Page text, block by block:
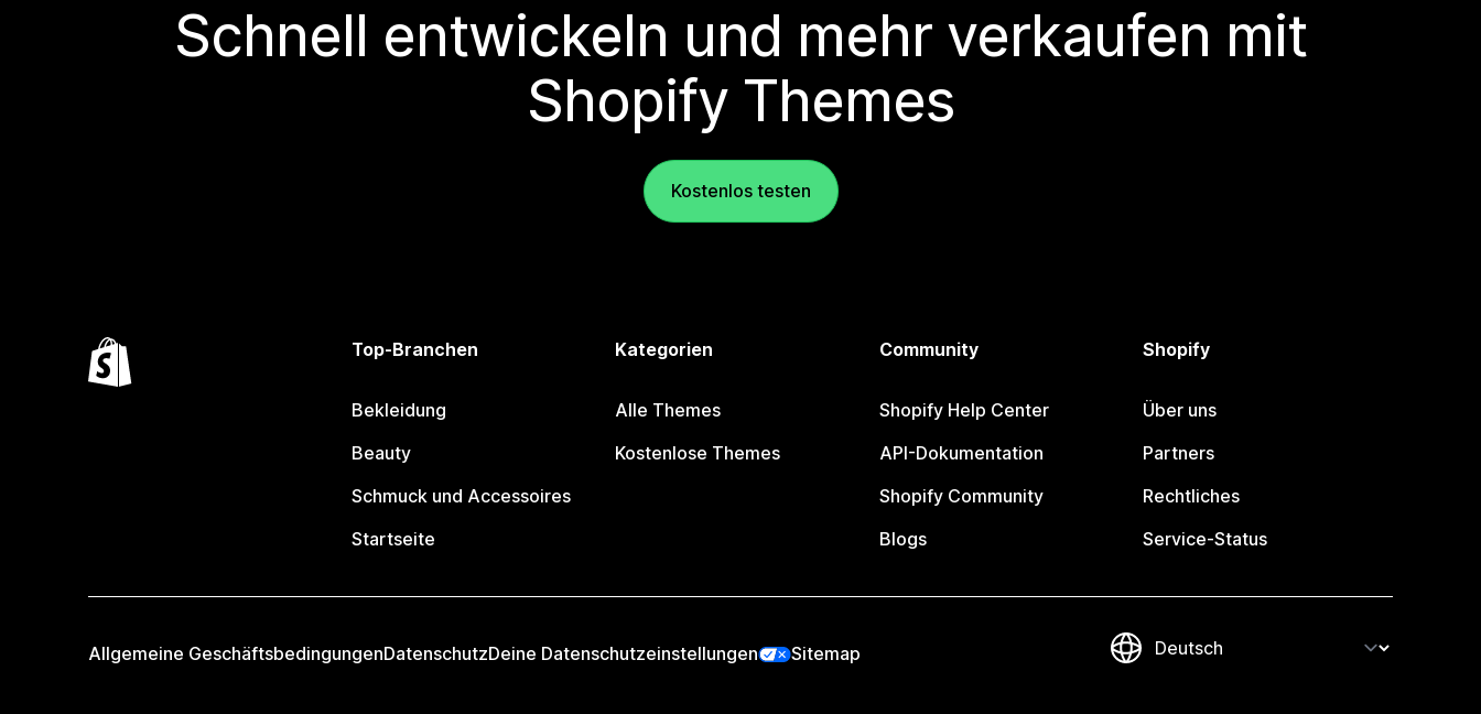
Schnell entwickeln und mehr verkaufen mit
Shopify Themes
Kostenlos testen
Top-Branchen
Bekleidung
Beauty
Schmuck und Accessoires
Startseite
Kategorien
Alle Themes
Kostenlose Themes
Community
Shopify Help Center
API-Dokumentation
Shopify Community
Blogs
Shopify
Über uns
Partners
Rechtliches
Service-Status
Allgemeine GeschäftsbedingungenDatenschutzDeine Datenschutzeinstellungen Sitemap